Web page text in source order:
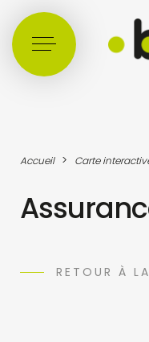
Accueil > Carte
RETOUR À